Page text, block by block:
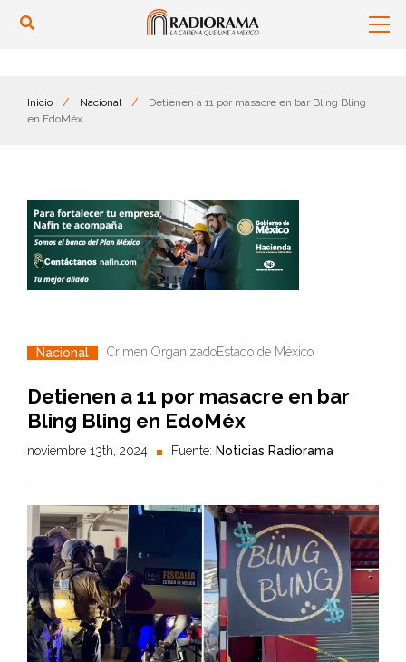
Inicio / Nacional /
Detienen a 11 por masacre en bar Bling Bling
en EdoMéx
Nacional Crimen OrganizadoEstado de México
Detienen a 11 por masacre en bar
Bling Bling en EdoMéx
noviembre 13th, 2024 Fuente: Noticias Radiorama